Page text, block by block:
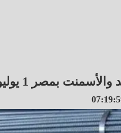
بمصر 1 يوليو 2026